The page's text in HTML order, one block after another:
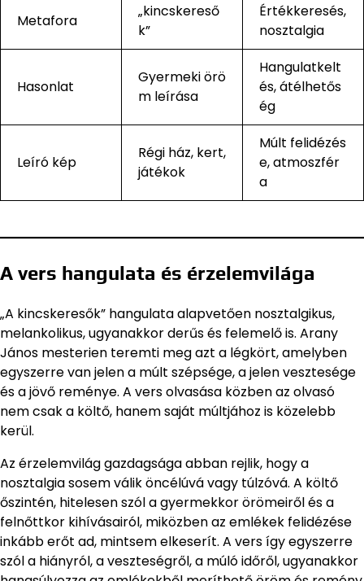
Metafora
„kincskereső
k”
Értékkeresés,
nosztalgia
Hasonlat
Gyermeki örö
m leírása
Hangulatkelt
és, átélhetős
ég
Leíró kép
Régi ház, kert,
játékok
Múlt felidézés
e, atmoszfér
a
A vers hangulata és érzelemvilága
„A kincskeresők” hangulata alapvetően nosztalgikus,
melankolikus, ugyanakkor derűs és felemelő is. Arany
János mesterien teremti meg azt a légkört, amelyben
egyszerre van jelen a múlt szépsége, a jelen vesztesége
és a jövő reménye. A vers olvasása közben az olvasó
nem csak a költő, hanem saját múltjához is közelebb
kerül.
Az érzelemvilág gazdagsága abban rejlik, hogy a
nosztalgia sosem válik öncélúvá vagy túlzóvá. A költő
őszintén, hitelesen szól a gyermekkor örömeiről és a
felnőttkor kihívásairól, miközben az emlékek felidézése
inkább erőt ad, mintsem elkeserít. A vers így egyszerre
szól a hiányról, a veszteségről, a múló időről, ugyanakkor